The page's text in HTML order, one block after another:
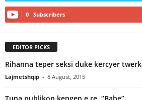
0 Subscribers
EDITOR PICKS
Rihanna teper seksi duke kercyer twerk
Lajmetshqip - 8 August, 2015
Tuna publikon kengen e re, “Babe”